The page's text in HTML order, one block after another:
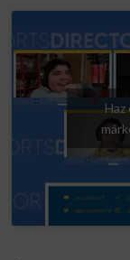
Haz